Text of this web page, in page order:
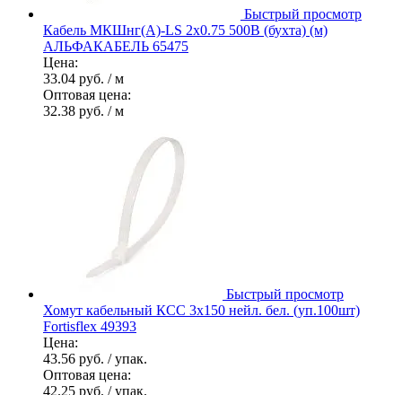
Быстрый просмотр
Кабель МКШнг(А)-LS 2х0.75 500В (бухта) (м)
АЛЬФАКАБЕЛЬ 65475
Цена:
33.04 руб. / м
Оптовая цена:
32.38 руб. / м
Быстрый просмотр
Хомут кабельный КСС 3х150 нейл. бел. (уп.100шт)
Fortisflex 49393
Цена:
43.56 руб. / упак.
Оптовая цена:
42.25 руб. / упак.